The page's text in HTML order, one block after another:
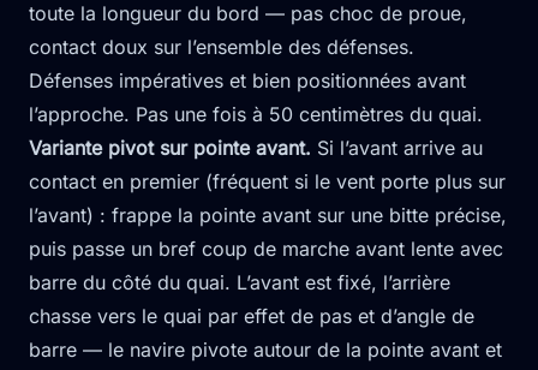
toute la longueur du bord — pas choc de proue,
contact doux sur l’ensemble des défenses.
Défenses impératives et bien positionnées avant
l’approche. Pas une fois à 50 centimètres du quai.
Variante pivot sur pointe avant. Si l’avant arrive au
contact en premier (fréquent si le vent porte plus sur
l’avant) : frappe la pointe avant sur une bitte précise,
puis passe un bref coup de marche avant lente avec
barre du côté du quai. L’avant est fixé, l’arrière
chasse vers le quai par effet de pas et d’angle de
barre — le navire pivote autour de la pointe avant et